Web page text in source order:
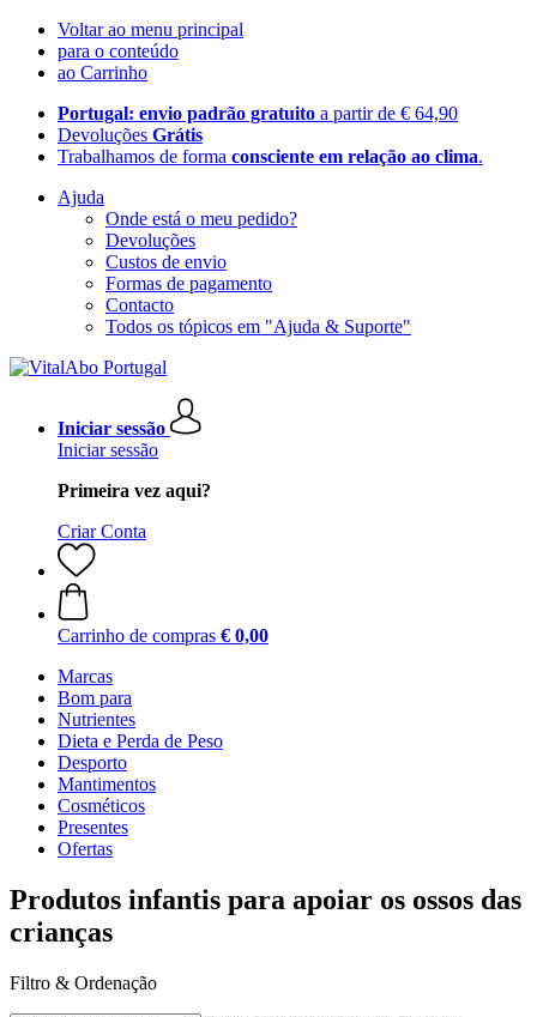
Voltar ao menu principal
para o conteúdo
ao Carrinho
Portugal: envio padrão gratuito a partir de € 64,90
Devoluções Grátis
Trabalhamos de forma consciente em relação ao clima.
Ajuda
Onde está o meu pedido?
Devoluções
Custos de envio
Formas de pagamento
Contacto
Todos os tópicos em "Ajuda & Suporte"
Iniciar sessão
Iniciar sessão
Primeira vez aqui?
Criar Conta
Carrinho de compras € 0,00
Marcas
Bom para
Nutrientes
Dieta e Perda de Peso
Desporto
Mantimentos
Cosméticos
Presentes
Ofertas
Produtos infantis para apoiar os ossos das
crianças
Filtro & Ordenação